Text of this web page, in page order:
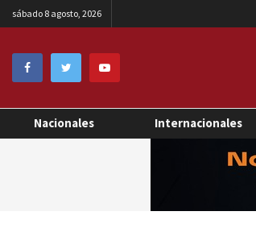
sábado 8 agosto, 2026
Nacionales Internacionales